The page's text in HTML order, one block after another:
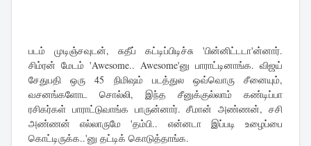
படம் முடிஞ்சவுடன், சுதீப் கட்டிப்பிடிச்சு 'பின்னிட்டடா'ன்னார்.
சிம்ரன் மேடம் 'Awesome.. Awesome'னு பாராட்டினாங்க. விஜய்
சேதுபதி ஒரு 45 நிமிஷம் படத்துல ஒவ்வொரு சீனையும்,
வசனங்களோட சொல்லி, இந்த சீனுக்குல்லாம் கண்டிப்பா
ரசிகர்கள் பாராட்டுவாங்க பாருன்னார். சீமான் அண்ணன், சசி
அண்ணன் எல்லாருமே 'தம்பி.. என்னடா இப்படி உழைப்பை
கொட்டிருக்க..'னு தட்டிக் கொடுத்தாங்க.